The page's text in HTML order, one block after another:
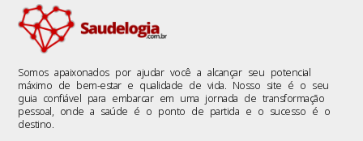
Somos apaixonados por ajudar você a alcançar seu potencial
máximo de bem-estar e qualidade de vida. Nosso site é o seu
guia confiável para embarcar em uma jornada de transformação
pessoal, onde a saúde é o ponto de partida e o sucesso é o
destino.